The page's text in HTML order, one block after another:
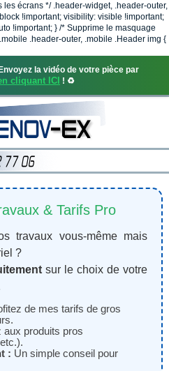
écrans */ .header-widget, .header-outer,
!important; visibility: visible !important;
!important; } /* Supprime le masquage
.header-outer, .mobile .Header img {
la vidéo de votre pièce par
cliquant ICI ! ♻️
& Tarifs Pro
travaux vous-même mais
?
sur le choix de votre
de mes tarifs de gros
aux produits pros
: Un simple conseil pour